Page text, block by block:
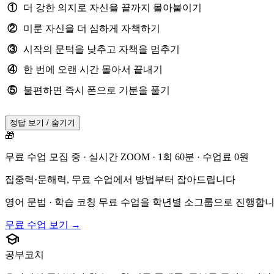
①
더 강한 의지로 자신을 끝까지 몰아붙이기
②
미룬 자신을 더 심하게 자책하기
③ 시작의 문턱을 낮추고 자책을 멈추기
④
한 번에 오랜 시간 몰아서 끝내기
⑤
불편하면 즉시 폰으로 기분을 풀기
정답 보기 / 숨기기
🎁
무료 수업 모집 중 · 실시간 ZOOM · 1회 60분 · 수업료 0원
집중력·문해력, 무료 수업에서 방법부터 잡아드립니다
영어 문법 · 학습 코칭 무료 수업을 학년별 소그룹으로 진행합
무료 수업 보기 →
school
공부코치